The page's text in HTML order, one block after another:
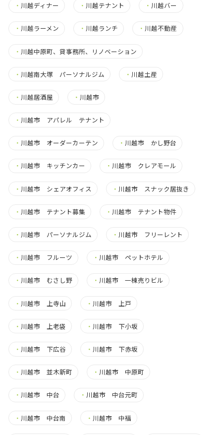
・ 川越ディナー ・ 川越テナント ・ 川越バー
・ 川越ラーメン ・ 川越ランチ ・ 川越不動産
・ 川越中原町、貸事務所、リノベーション
・ 川越南大塚 パーソナルジム ・ 川越土産
・ 川越居酒屋 ・ 川越市
・ 川越市 アパレル テナント
・ 川越市 オーダーカーテン ・ 川越市 かし野台
・ 川越市 キッチンカー ・ 川越市 クレアモール
・ 川越市 シェアオフィス ・ 川越市 スナック居抜き
・ 川越市 テナント募集 ・ 川越市 テナント物件
・ 川越市 パーソナルジム ・ 川越市 フリーレント
・ 川越市 フルーツ ・ 川越市 ペットホテル
・ 川越市 むさし野 ・ 川越市 一棟売りビル
・ 川越市 上寺山 ・ 川越市 上戸
・ 川越市 上老袋 ・ 川越市 下小坂
・ 川越市 下広谷 ・ 川越市 下赤坂
・ 川越市 並木新町 ・ 川越市 中原町
・ 川越市 中台 ・ 川越市 中台元町
・ 川越市 中台南 ・ 川越市 中福